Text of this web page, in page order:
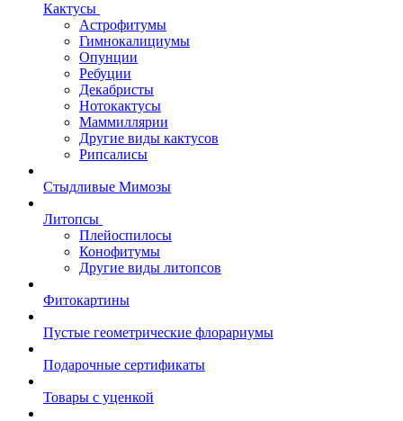
Кактусы
Астрофитумы
Гимнокалициумы
Опунции
Ребуции
Декабристы
Нотокактусы
Маммиллярии
Другие виды кактусов
Рипсалисы
Стыдливые Мимозы
Литопсы
Плейоспилосы
Конофитумы
Другие виды литопсов
Фитокартины
Пустые геометрические флорариумы
Подарочные сертификаты
Товары с уценкой